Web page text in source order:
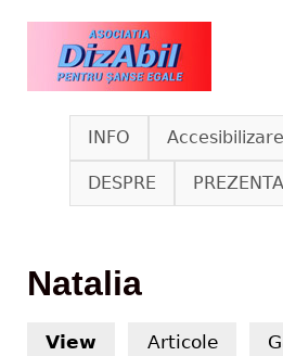
Skip to main
www.dizabil.eu
INFO
DESPRE
Natalia
View (active tab)
Articole